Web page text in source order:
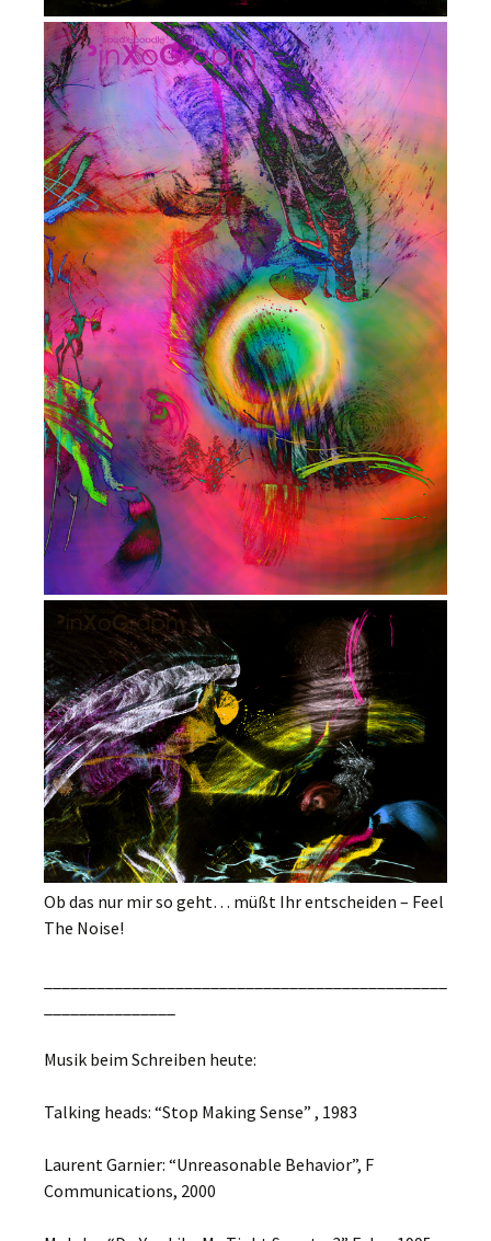
Ob das nur mir so geht… müßt Ihr entscheiden – Feel
The Noise!
Musik beim Schreiben heute:
Talking heads: “Stop Making Sense” , 1983
Laurent Garnier: “Unreasonable Behavior”, F
Communications, 2000